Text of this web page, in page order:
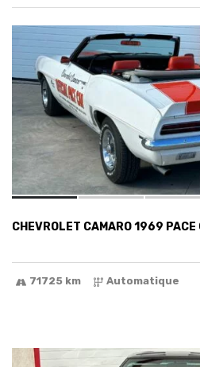
CHEVROLET CAMARO 1969 PACE
71725 km Automatique